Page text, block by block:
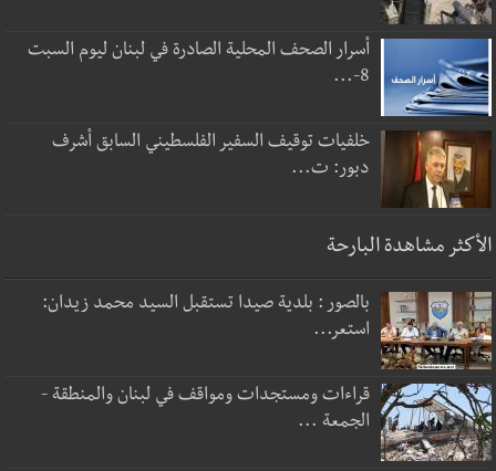
أسرار الصحف المحلية الصادرة في لبنان ليوم السبت
8-...
خلفيات توقيف السفير الفلسطيني السابق أشرف
دبور: ت...
الأكثر مشاهدة البارحة
بالصور : بلدية صيدا تستقبل السيد محمد زيدان:
استعر...
قراءات ومستجدات ومواقف في لبنان والمنطقة -
الجمعة ...